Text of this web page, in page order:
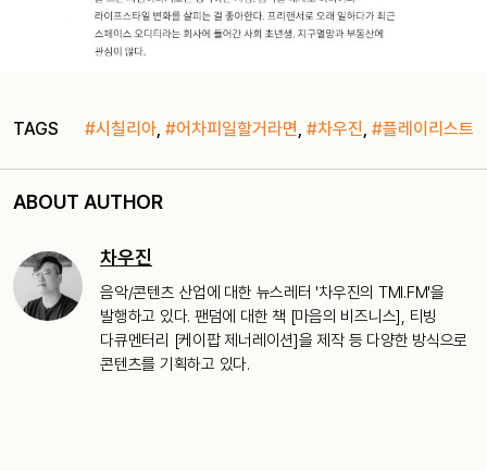
TAGS #시칠리아, #어차피일할거라면, #차우진, #플레이리스트
ABOUT AUTHOR
차우진
음악/콘텐츠 산업에 대한 뉴스레터 '차우진의 TMI.FM'을
발행하고 있다. 팬덤에 대한 책 [마음의 비즈니스], 티빙
다큐멘터리 [케이팝 제너레이션]을 제작 등 다양한 방식으로
콘텐츠를 기획하고 있다.